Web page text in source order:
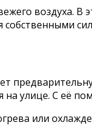
воздуха.
собственными
улице. С её
или